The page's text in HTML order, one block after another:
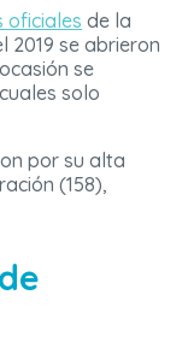
oficiales de la
2019 se abrieron
se
solo
por su alta
(158),